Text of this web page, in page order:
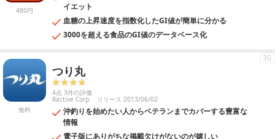
480円
イエット
血糖の上昇速度を指数化したGI値が簡単に分かる
3000を超える食品のGI値のデータベース化
無料
つり丸
4点 3件の評価
Ractive Corp. リリース 2013/06/02
沖釣りを始めたい人からベテランまでカバーする豊富な
情報
電子版にありがちな掲載欠けがないのが嬉しい
30